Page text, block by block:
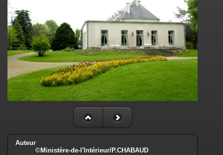
Auteur
©Ministère-de-l'Intérieur/P.CHABAUD